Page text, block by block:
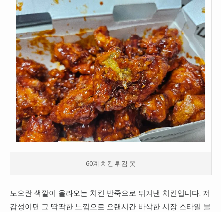
60계 치킨 튀김 옷
노오란 색깔이 올라오는 치킨 반죽으로 튀겨낸 치킨입니다. 저
감성이면 그 딱딱한 느낌으로 오랜시간 바삭한 시장 스타일 물